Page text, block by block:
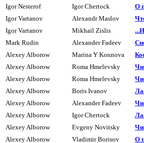
Igor Nesterof
Igor Chertock
О
Igor Vartanov
Alexandr Maslov
Igor Vartanov
Mikhail Zislis
Mark Rudin
Alexander Fadeev
Alexey Alborow
Marina Y Konnova
Alexey Alborow
Roma Hmelevsky
Alexey Alborow
Roma Hmelevsky
Alexey Alborow
Boris Ivanov
Alexey Alborow
Alexander Fadeev
Alexey Alborow
Igor Chertock
Alexey Alborow
Evgeny Novitsky
Alexey Alborow
Vladimir Borisov
О